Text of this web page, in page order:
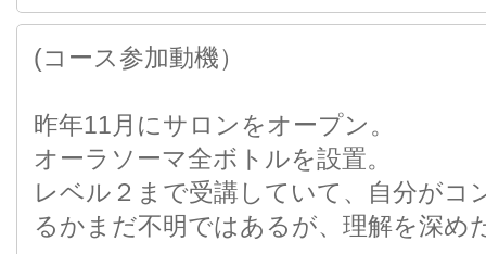
(コース参加動機）
昨年11月にサロンをオープン。
オーラソーマ全ボトルを設置。
レベル２まで受講していて、自分がコ
るかまだ不明ではあるが、理解を深め